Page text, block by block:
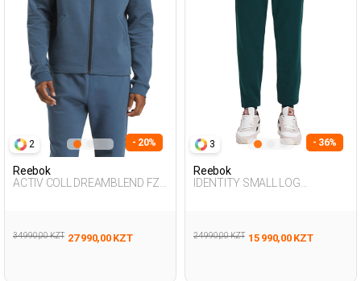
2 - 20%
Reebok
ACTIV COLL DREAMBLEND FZ
34 990,00 KZT 27 990,00 KZT
3 - 36%
Reebok
IDENTITY SMALL LOG
24 990,00 KZT 15 990,00 KZT